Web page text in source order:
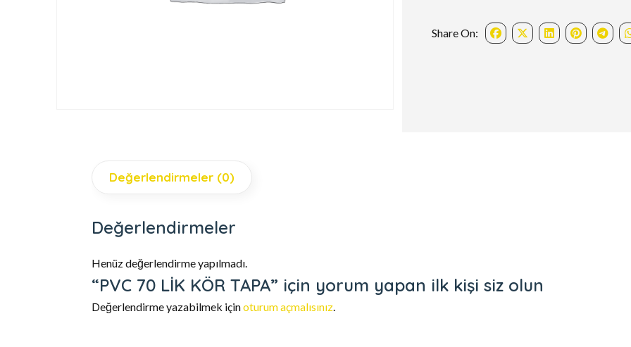
Share On:
Değerlendirmeler (0)
Değerlendirmeler
Henüz değerlendirme yapılmadı.
“PVC 70 LİK KÖR TAPA” için yorum yapan ilk kişi siz olun
Değerlendirme yazabilmek içinoturum açmalısınız.